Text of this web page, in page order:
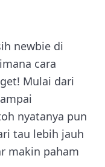
newbie di
cara
Mulai dari
nyatanya pun
tau lebih jauh
makin paham